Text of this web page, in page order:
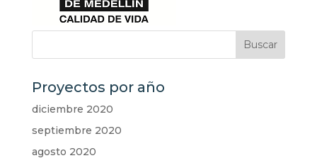
Proyectos por año
diciembre 2020
septiembre 2020
agosto 2020